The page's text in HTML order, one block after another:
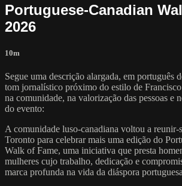
Portuguese-Canadian
2026
10m
Segue uma descrição alargada, em português
tom jornalístico próximo do estilo de
na comunidade, na valorização das pessoas e
do evento:
A comunidade luso-canadiana voltou a reunir-
Toronto para celebrar mais uma edição do
Walk of Fame, uma iniciativa que presta
mulheres cujo trabalho, dedicação e
marca profunda na vida da diáspora